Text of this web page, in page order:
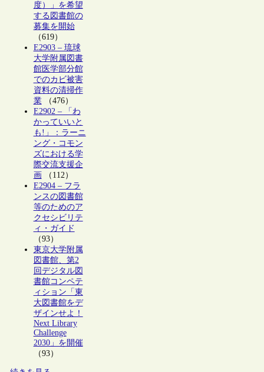
度）」を希望
する図書館の
募集を開始
（619）
E2903 – 琉球
大学附属図書
館医学部分館
でのカビ被害
資料の清掃作
業（476）
E2902 – 「わ
かっていいと
も!」：ラーニ
ング・コモン
ズにおける学
際交流支援企
画 （112）
E2904 – フラ
ンスの図書館
等のためのア
クセシビリテ
ィ・ガイド
（93）
東京大学附属
図書館、第2
回デジタル図
書館コンペテ
ィション「東
大図書館をデ
ザインせよ！
Next Library
Challenge
2030」を開催
（93）